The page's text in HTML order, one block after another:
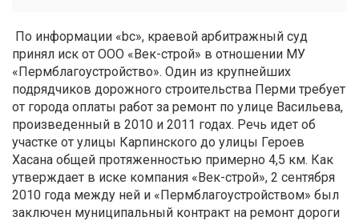
По информации «bc», краевой арбитражный суд
принял иск от ООО «Век-строй» в отношении МУ
«Пермблагоустройство». Один из крупнейших
подрядчиков дорожного строительства Перми требует
от города оплаты работ за ремонт по улице Васильева,
произведенный в 2010 и 2011 годах. Речь идет об
участке от улицы Карпинского до улицы Героев
Хасана общей протяженностью примерно 4,5 км. Как
утверждает в иске компания «Век-строй», 2 сентября
2010 года между ней и «Пермблагоустройством» был
заключен муниципальный контракт на ремонт дороги